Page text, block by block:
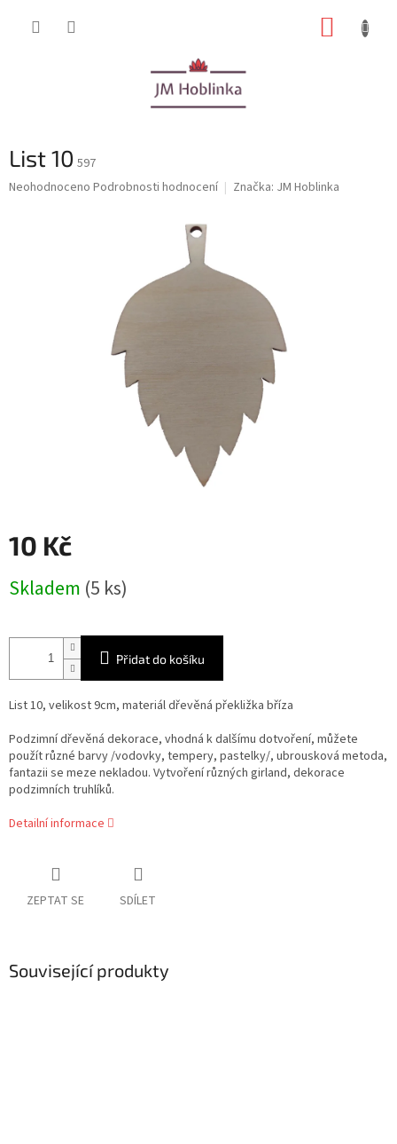
List 10 597
Průměrné
Neohodnoceno Podrobnosti hodnocení Značka: JM Hoblinka
10 Kč
cena:
Skladem (5 ks)
Přidat do košíku
List 10, velikost 9cm, materiál dřevěná překližka bříza
Podzimní dřevěná dekorace, vhodná k dalšímu dotvoření, můžete
použít různé barvy /vodovky, tempery, pastelky/, ubrousková metoda,
fantazii se meze nekladou. Vytvoření různých girland, dekorace
podzimních truhlíků.
Detailní informace
ZEPTAT SE SDÍLET
Související produkty